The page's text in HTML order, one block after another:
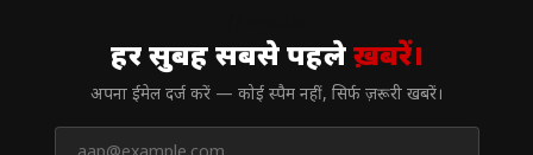
हर सुबह सबसे पहलेख़बरें।
अपना ईमेल दर्ज करें — कोई स्पैम नहीं, सिर्फ ज़रूरी खबरें।